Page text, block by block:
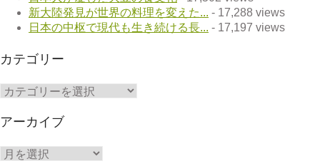
新大陸発見が世界の料理を変えた... - 17,288 views
日本の中枢で現代も生き続ける長... - 17,197 views
カテゴリー
カ
ゴ
ー
アーカイブ
ア